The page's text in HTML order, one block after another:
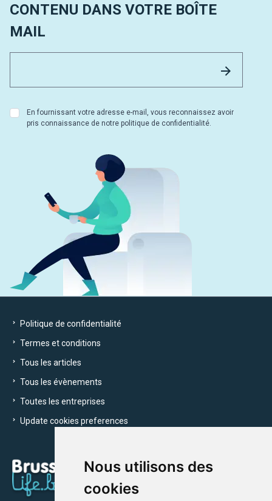
Nous utilisons des
cookies
CONTENU DANS VOTRE BOÎTE
MAIL
En fournissant votre adresse e-mail, vous reconnaissez avoir
pris connaissance de notre politique de confidentialité.
Politique de confidentialité
Termes et conditions
Tous les articles
Tous les évènements
Toutes les entreprises
Update cookies preferences